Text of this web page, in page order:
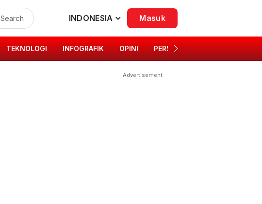
Search INDONESIA Masuk
TEKNOLOGI INFOGRAFIK OPINI PERSONA
Advertisement